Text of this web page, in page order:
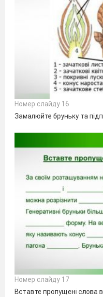
Номер слайду 16
Замалюйте бруньку та
Номер слайду 17
Вставте пропущені слова